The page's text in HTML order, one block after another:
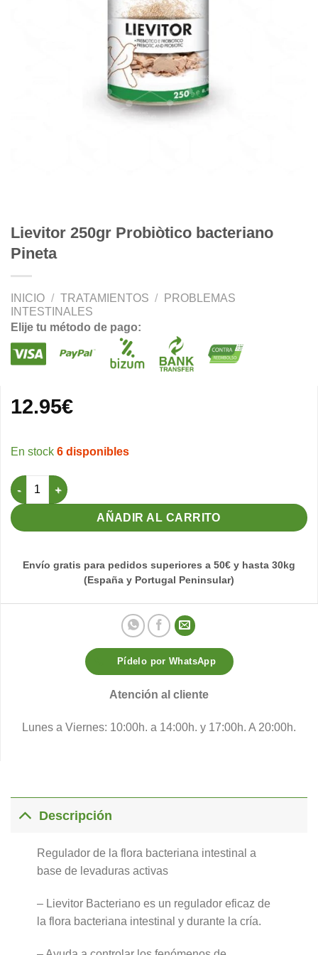
Lievitor 250gr Probiòtico bacteriano
Pineta
INICIO / TRATAMIENTOS /
PROBLEMAS
INTESTINALES
Elije tu método de pago:
12.95€
6 disponibles
Lievitor 250gr Probiòtico bacteriano Pineta cantidad
AÑADIR AL CARRITO
Envío gratis para pedidos superiores a 50€ y hasta 30kg
(España y Portugal Peninsular)
Pídelo por WhatsApp
Atención al cliente
Lunes a Viernes: 10:00h. a 14:00h. y 17:00h. A 20:00h.
Descripción
Regulador de la flora bacteriana intestinal a
base de levaduras activas
– Lievitor Bacteriano es un regulador eficaz de
la flora bacteriana intestinal y durante la cría.